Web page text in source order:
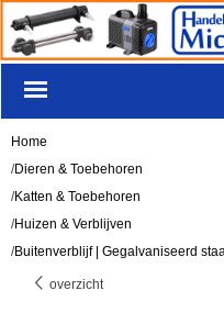
Home
/Dieren & Toebehoren
/Katten & Toebehoren
/Huizen & Verblijven
/Buitenverblijf | Gegalvaniseerd
overzicht